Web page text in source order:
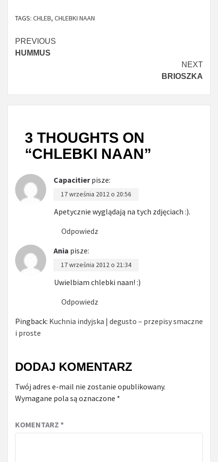
TAGS: CHLEB, CHLEBKI NAAN
Continue
Reading
PREVIOUS
HUMMUS
NEXT
BRIOSZKA
3 THOUGHTS ON
“CHLEBKI NAAN”
Capacitier pisze:
17 września 2012 o 20:56
Apetycznie wyglądają na tych zdjęciach :).
Odpowiedz
Ania pisze:
17 września 2012 o 21:34
Uwielbiam chlebki naan! :)
Odpowiedz
Pingback: Kuchnia indyjska | degusto – przepisy smaczne
i proste
DODAJ KOMENTARZ
Twój adres e-mail nie zostanie opublikowany.
Wymagane pola są oznaczone *
KOMENTARZ *